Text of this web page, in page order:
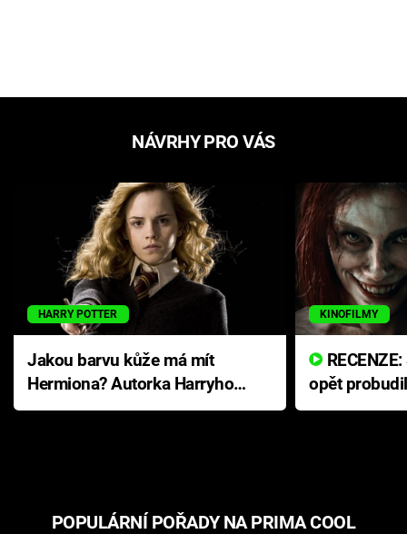
NÁVRHY PRO VÁS
HARRY POTTER
Jakou barvu kůže má mít
Hermiona? Autorka Harryho
Pottera přišla s ráznou
KINOFILMY
opět
přichází s
POPULÁRNÍ POŘADY NA PRIMA COOL